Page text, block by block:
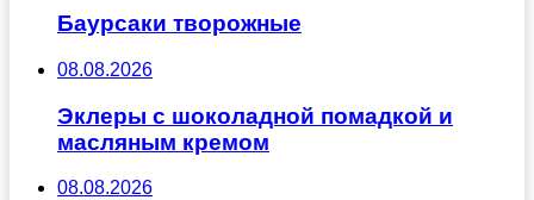
Баурсаки творожные
08.08.2026
Эклеры с шоколадной помадкой и
масляным кремом
08.08.2026